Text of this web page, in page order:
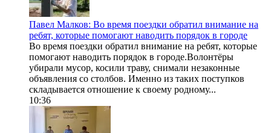
Павел Малков: Во время поездки обратил внимание на
ребят, которые помогают наводить порядок в городе
Во время поездки обратил внимание на ребят, которые
помогают наводить порядок в городе.Волонтёры
убирали мусор, косили траву, снимали незаконные
объявления со столбов. Именно из таких поступков
складывается отношение к своему родному...
10:36